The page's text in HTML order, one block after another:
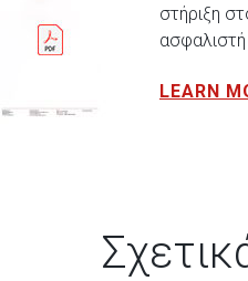
στήριξη
ασφαλιστή
LEARN